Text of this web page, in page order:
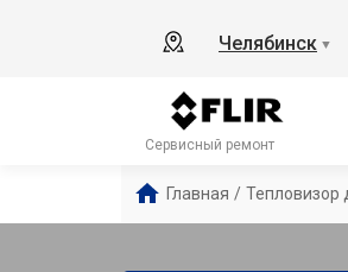
Челябинск ▼
Сервисный ремонт
Главная / Тепловизор